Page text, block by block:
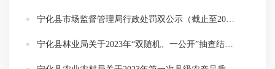
宁化县市场监督管理局行政处罚双公示（截止至2024年8月31日）
宁化县林业局关于2023年“双随机、一公开”抽查结果的通报